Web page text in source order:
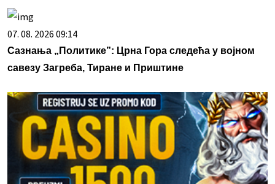
07. 08. 2026 09:14
Сазнања „Политике”: Црна Гора следећа у војном
савезу Загреба, Тиране и Приштине